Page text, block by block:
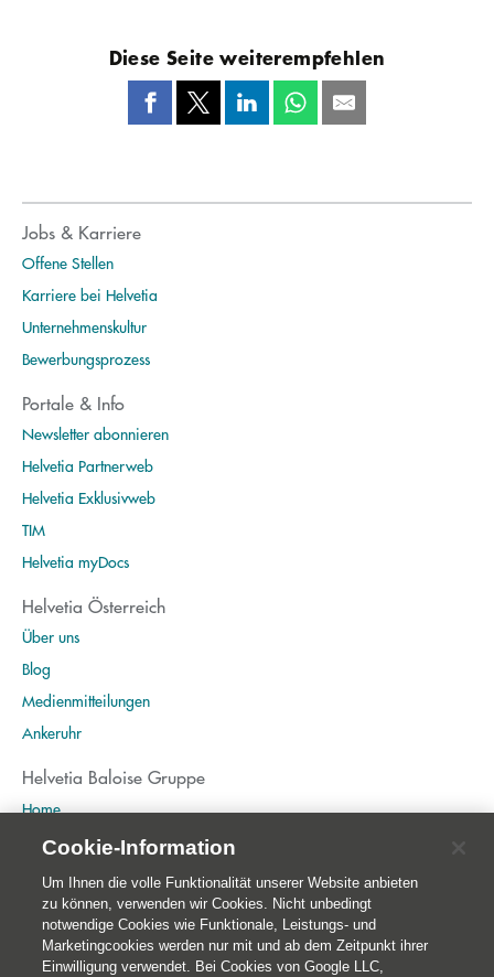
Diese Seite weiterempfehlen
Jobs & Karriere
Offene Stellen
Karriere bei Helvetia
Unternehmenskultur
Bewerbungsprozess
Portale & Info
Newsletter abonnieren
Helvetia Partnerweb
Helvetia Exklusivweb
TIM
Helvetia myDocs
Helvetia Österreich
Über uns
Blog
Medienmitteilungen
Ankeruhr
Helvetia Baloise Gruppe
Home
Publikationen
Nachhaltigkeit
Cookie-Information
Um Ihnen die volle Funktionalität unserer Website anbieten
zu können, verwenden wir Cookies. Nicht unbedingt
notwendige Cookies wie Funktionale, Leistungs- und
Marketingcookies werden nur mit und ab dem Zeitpunkt ihrer
Einwilligung verwendet. Bei Cookies von Google LLC,